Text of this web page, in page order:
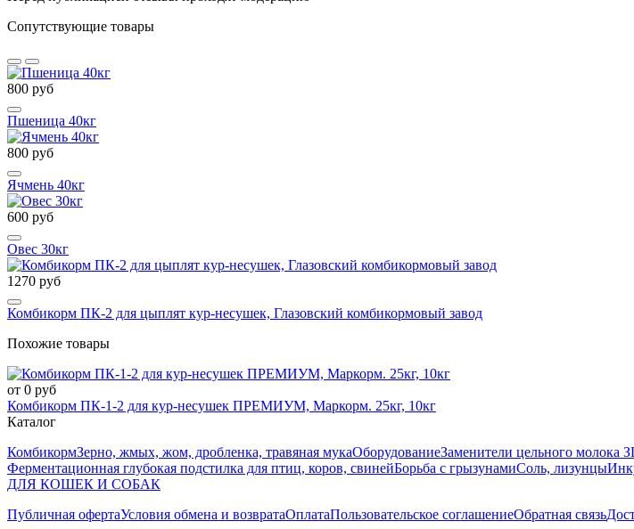
Сопутствующие товары
800 руб
Пшеница 40кг
800 руб
Ячмень 40кг
600 руб
Овес 30кг
1270 руб
Комбикорм ПК-2 для цыплят кур-несушек, Глазовский комбикормовый завод
Похожие товары
от 0 руб
Комбикорм ПК-1-2 для кур-несушек ПРЕМИУМ, Маркорм. 25кг, 10кг
Каталог
КомбикормЗерно, жмых, жом, дробленка, травяная мукаОборудованиеЗаменители цельного молока
Ферментационная глубокая подстилка для птиц, коров, свинейБорьба с грызунамиСоль, лизунцы
ДЛЯ КОШЕК И СОБАК
Публичная офертаУсловия обмена и возвратаОплатаПользовательское соглашениеОбратная связь